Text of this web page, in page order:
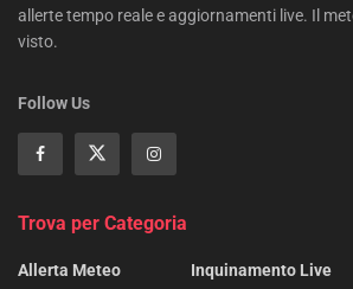
allerte tempo reale e aggiornamenti live. Il
visto.
Follow Us
Trova per Categoria
Allerta Meteo
Inquinamento Live